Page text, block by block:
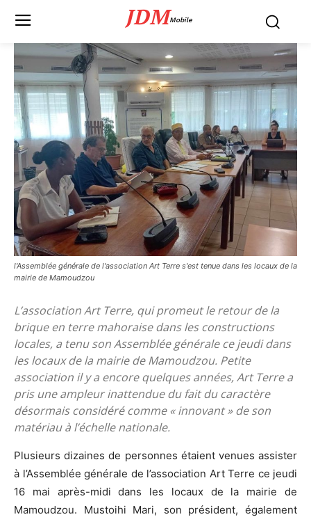
JDMMobile
l'Assemblée générale de l'association Art Terre s'est tenue dans les locaux de la
mairie de Mamoudzou
L’association Art Terre, qui promeut le retour de la
brique en terre mahoraise dans les constructions
locales, a tenu son Assemblée générale ce jeudi dans
les locaux de la mairie de Mamoudzou. Petite
association il y a encore quelques années, Art Terre a
pris une ampleur inattendue du fait du caractère
désormais considéré comme « innovant » de son
matériau à l’échelle nationale.
Plusieurs dizaines de personnes étaient venues assister
à l’Assemblée générale de l’association Art Terre ce jeudi
16 mai après-midi dans les locaux de la mairie de
Mamoudzou. Mustoihi Mari, son président, également